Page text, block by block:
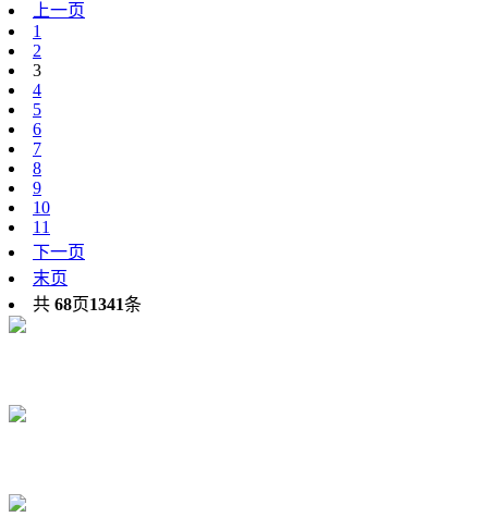
上一页
1
2
3
4
5
6
7
8
9
10
11
下一页
末页
共 68页1341条